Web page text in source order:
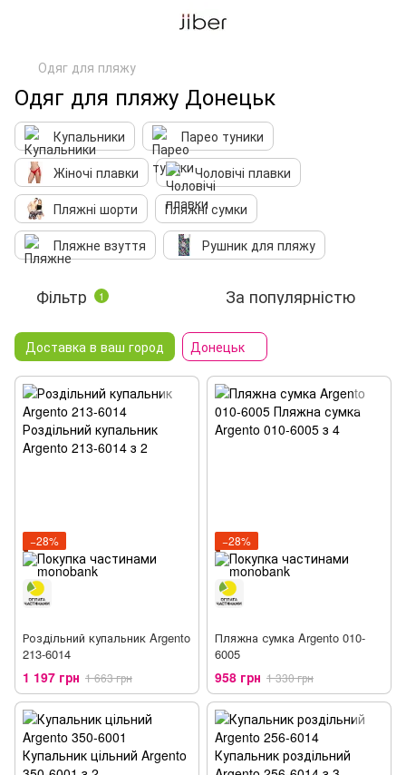
Одяг для пляжу
Одяг для пляжу Донецьк
Купальники
Парео туники
Жіночі плавки
Чоловічі плавки
Пляжні шорти
Пляжні сумки
Пляжне взуття
Рушник для пляжу
Фільтр 1 За популярністю
Доставка в ваш город Донецьк
−28%
Роздільний купальник Argento
213-6014
1 197 грн 1 663 грн
−28%
Пляжна сумка Argento 010-
6005
958 грн 1 330 грн